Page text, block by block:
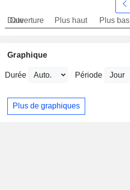
Date
Ouverture Plus haut Plus bas
Graphique
Durée Période
Plus de graphiques